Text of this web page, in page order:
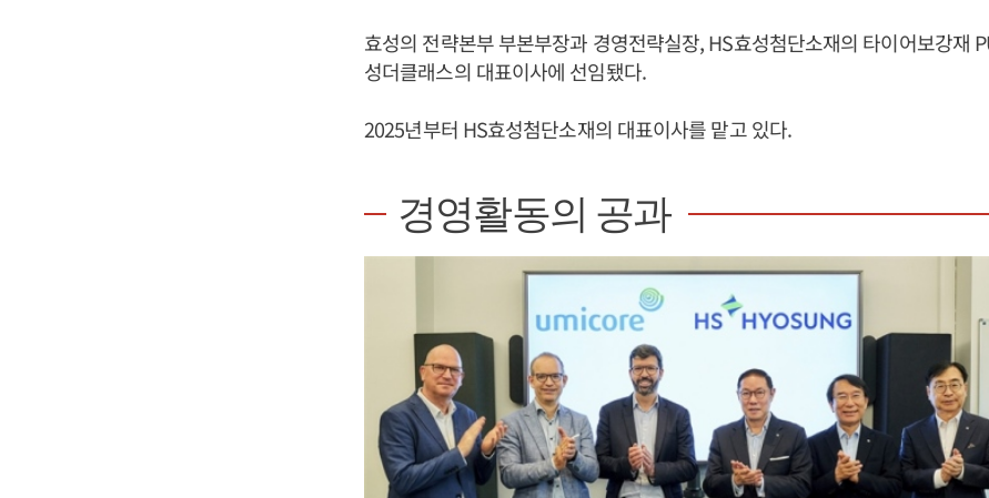
효성의 전략본부 부본부장과 경영전략실장, HS효성첨단소재의 타이어보강재
성더클래스의 대표이사에 선임됐다.
2025년부터 HS효성첨단소재의 대표이사를 맡고 있다.
경영활동의 공과